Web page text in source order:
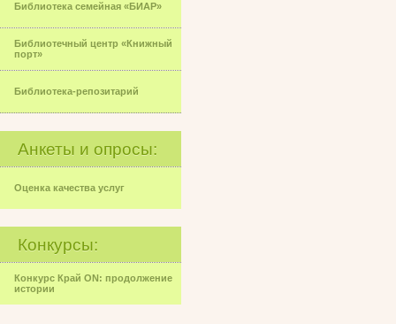
Библиотека семейная «БИАР»
Библиотечный центр «Книжный
порт»
Библиотека-репозитарий
Анкеты и опросы:
Оценка качества услуг
Конкурсы:
Конкурс Край ON: продолжение
истории